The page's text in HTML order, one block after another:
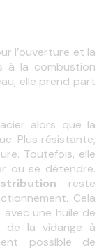
l’ouverture et la
à la combustion
elle prend part
Plus résistante,
Toutefois, elle
ou se détendre.
reste
Cela
une huile de
de la vidange à
possible de